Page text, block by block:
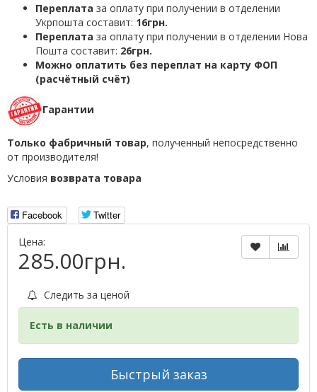
Переплата за оплату при получении в отделении
Укрпошта составит: 16грн.
Переплата за оплату при получении в отделении Нова
Пошта составит: 26грн.
Можно оплатить без переплат на карту ФОП
(расчётный счёт)
Гарантии
Только фабричный товар, полученный непосредственно
от производителя!
Условия возврата товара
Facebook
Twitter
Цена:
285.00грн.
Следить за ценой
Есть в наличии
Быстрый заказ